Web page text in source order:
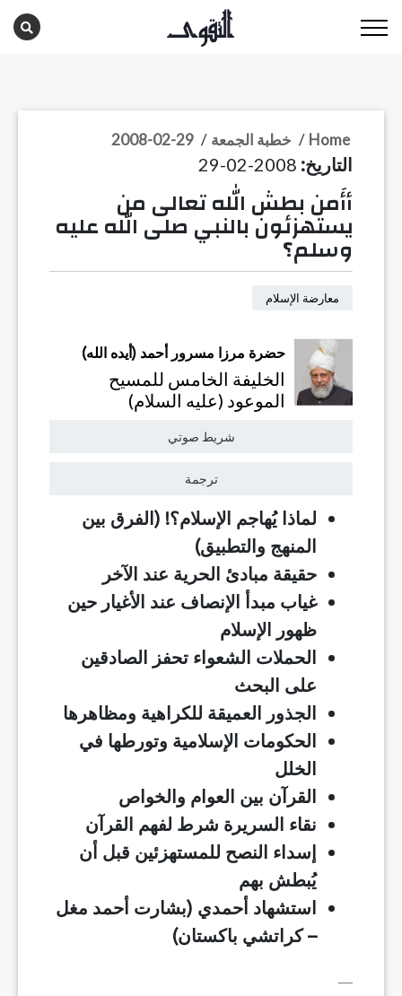
2008-02-29 / خطبة الجمعة / Home
التاريخ:
أأَمن بطش الله تعالى من
يستهزئون بالنبي صلى الله عليه
وسلم؟
معارضة الإسلام
حضرة مرزا مسرور أحمد (أيده الله)
الخليفة الخامس للمسيح
الموعود (عليه السلام)
شريط صوتي
ترجمة
لماذا يُهاجم الإسلام؟! (الفرق بين
المنهج والتطبيق)
حقيقة مبادئ الحرية عند الآخر
غياب مبدأ الإنصاف عند الأغيار حين
ظهور الإسلام
الحملات الشعواء تحفز الصادقين
على البحث
الجذور العميقة للكراهية ومظاهرها
الحكومات الإسلامية وتورطها في
الخلل
القرآن بين العوام والخواص
نقاء السريرة شرط لفهم القرآن
إسداء النصح للمستهزئين قبل أن
يُبطش بهم
استشهاد أحمدي (بشارت أحمد مغل
– كراتشي باكستان)
__